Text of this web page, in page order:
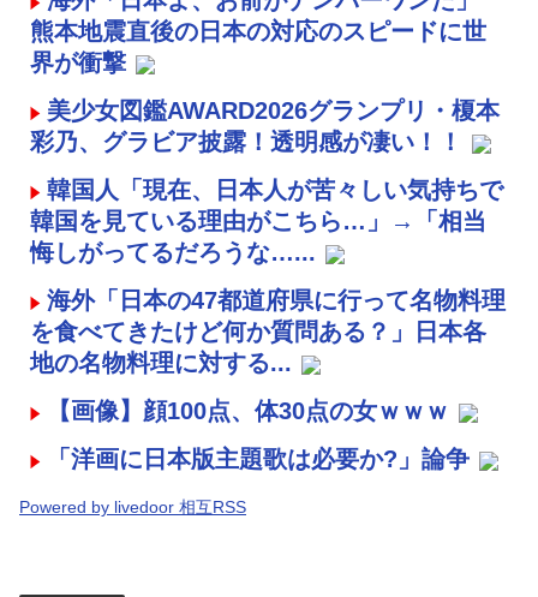
熊本地震直後の日本の対応のスピードに世
界が衝撃
美少女図鑑AWARD2026グランプリ・榎本
彩乃、グラビア披露！透明感が凄い！！
韓国人「現在、日本人が苦々しい気持ちで
韓国を見ている理由がこちら…」→「相当
悔しがってるだろうな…...
海外「日本の47都道府県に行って名物料理
を食べてきたけど何か質問ある？」日本各
地の名物料理に対する...
【画像】顔100点、体30点の女ｗｗｗ
「洋画に日本版主題歌は必要か?」論争
Powered by livedoor 相互RSS